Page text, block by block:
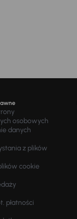
osobowych
danych
z plików
cookie
płatności